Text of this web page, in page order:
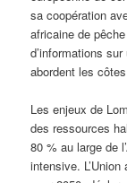
sa coopération
africaine de
d’informations
abordent les
Les enjeux de
des ressources
80 % au large de
intensive.